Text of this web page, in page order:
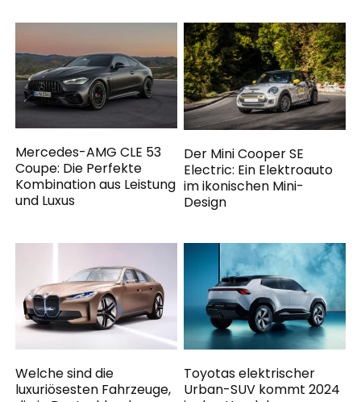
Mercedes-AMG CLE 53
Coupe: Die Perfekte
Kombination aus Leistung
und Luxus
Der Mini Cooper SE
Electric: Ein Elektroauto
im ikonischen Mini-
Design
Welche sind die
luxuriösesten Fahrzeuge,
Toyotas elektrischer
Urban-SUV kommt 2024